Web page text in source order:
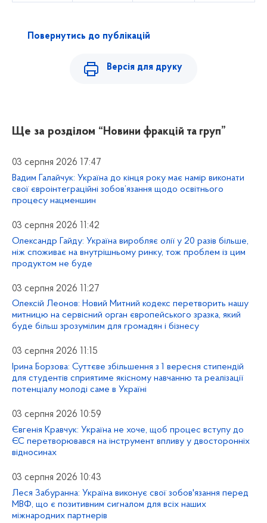
Повернутись до публікацій
Версія для друку
Ще за розділом “Новини фракцій та груп”
03 серпня 2026 17:47
Вадим Галайчук: Україна до кінця року має намір виконати
свої євроінтеграційні зобов’язання щодо освітнього
процесу нацменшин
03 серпня 2026 11:42
Олександр Гайду: Україна виробляє олії у 20 разів більше,
ніж споживає на внутрішньому ринку, тож проблем із цим
продуктом не буде
03 серпня 2026 11:27
Олексій Леонов: Новий Митний кодекс перетворить нашу
митницю на сервісний орган європейського зразка, який
буде більш зрозумілим для громадян і бізнесу
03 серпня 2026 11:15
Ірина Борзова: Суттєве збільшення з 1 вересня стипендій
для студентів сприятиме якісному навчанню та реалізації
потенціалу молоді саме в Україні
03 серпня 2026 10:59
Євгенія Кравчук: Україна не хоче, щоб процес вступу до
ЄС перетворювався на інструмент впливу у двосторонніх
відносинах
03 серпня 2026 10:43
Леся Забуранна: Україна виконує свої зобов'язання перед
МВФ, що є позитивним сигналом для всіх наших
міжнародних партнерів